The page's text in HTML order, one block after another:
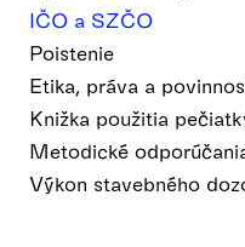
IČO a SZČO
Poistenie
Etika, práva a
Knižka použitia
Metodické
Výkon stavebného